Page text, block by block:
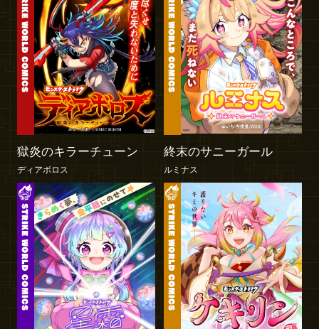
獄炎のキラーチューン
ディアボロス
終末のサニーガール
ルミナス